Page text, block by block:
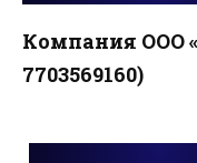
Компания ООО
7703569160)